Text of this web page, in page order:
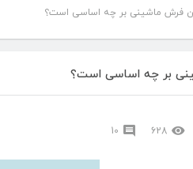
فرش ماشینی بر چه اساسی است؟
بر چه اساسی است؟
628
10